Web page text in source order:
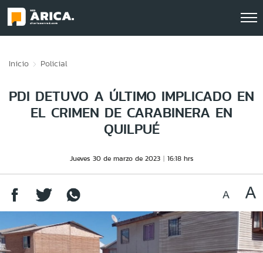
Inicio Policial
PDI DETUVO A ÚLTIMO IMPLICADO EN
EL CRIMEN DE CARABINERA EN
QUILPUÉ
Jueves 30 de marzo de 2023 16:18 hrs